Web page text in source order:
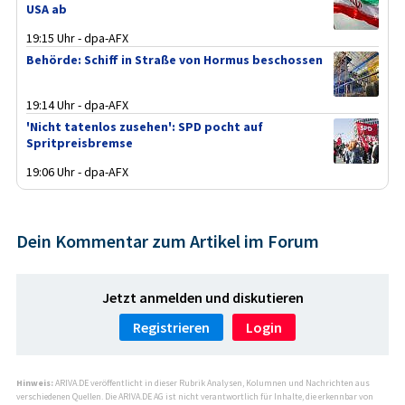
USA ab
19:15 Uhr - dpa-AFX
Behörde: Schiff in Straße von Hormus beschossen
19:14 Uhr - dpa-AFX
'Nicht tatenlos zusehen': SPD pocht auf
Spritpreisbremse
19:06 Uhr - dpa-AFX
Dein Kommentar zum Artikel im Forum
Jetzt anmelden und diskutieren
Registrieren
Login
Hinweis:ARIVA.DE veröffentlicht in dieser Rubrik Analysen, Kolumnen und Nachrichten aus
verschiedenen Quellen. Die ARIVA.DE AG ist nicht verantwortlich für Inhalte, die erkennbar von